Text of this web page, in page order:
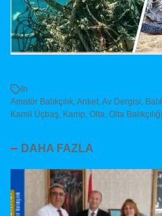
In
Amatör Balıkçılık,Anket,Av Dergisi,
Kamil Üçbaş, Kamp, Olta, Olta Balıkçılığı
DAHA FAZLA